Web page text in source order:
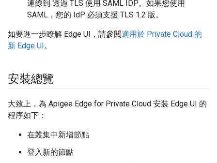
連線到 透過 TLS 使用 SAML IDP。如果您使用
SAML，您的 IdP 必須支援 TLS 1.2 版。
如要進一步瞭解 Edge UI，請參閱適用於 Private Cloud 的
新 Edge UI。
安裝總覽
大致上，為 Apigee Edge for Private Cloud 安裝 Edge UI 的
程序如下：
在叢集中新增節點
登入新的節點